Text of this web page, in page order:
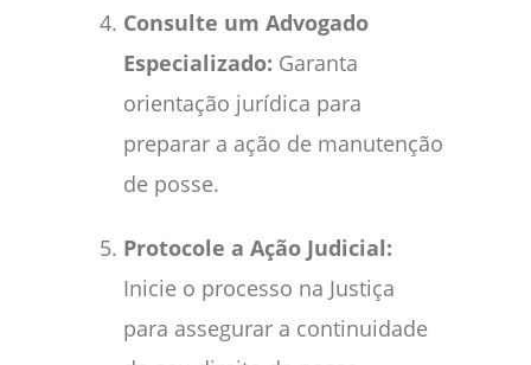
Consulte um Advogado
Especializado: Garanta
orientação jurídica para
preparar a ação de manutenção
de posse.
Protocole a Ação Judicial:
Inicie o processo na Justiça
para assegurar a continuidade